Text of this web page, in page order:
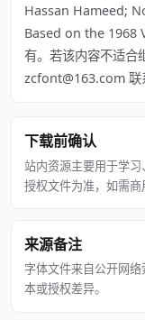
Hassan Hameed;
Based on the 1968
有。若该内容不适合
zcfont@163.com 联
下载前确认
站内资源主要用于学
授权文件为准，如需商
来源备注
字体文件来自公开网
本或授权差异。